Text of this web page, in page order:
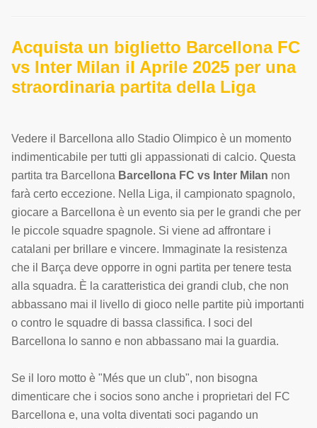
Acquista un biglietto Barcellona FC
vs Inter Milan il Aprile 2025 per una
straordinaria partita della Liga
Vedere il Barcellona allo Stadio Olimpico è un momento
indimenticabile per tutti gli appassionati di calcio. Questa
partita tra Barcellona Barcellona FC vs Inter Milan non
farà certo eccezione. Nella Liga, il campionato spagnolo,
giocare a Barcellona è un evento sia per le grandi che per
le piccole squadre spagnole. Si viene ad affrontare i
catalani per brillare e vincere. Immaginate la resistenza
che il Barça deve opporre in ogni partita per tenere testa
alla squadra. È la caratteristica dei grandi club, che non
abbassano mai il livello di gioco nelle partite più importanti
o contro le squadre di bassa classifica. I soci del
Barcellona lo sanno e non abbassano mai la guardia.
Se il loro motto è "Més que un club", non bisogna
dimenticare che i socios sono anche i proprietari del FC
Barcellona e, una volta diventati soci pagando un